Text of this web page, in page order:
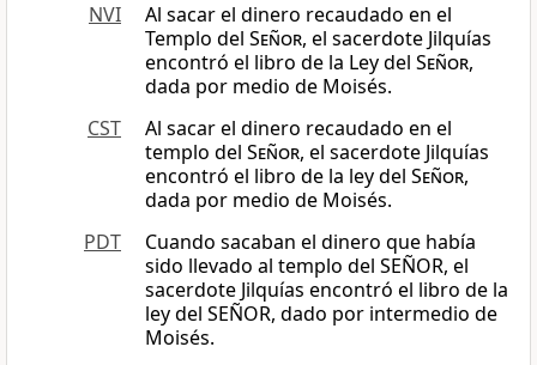
NVI
Al sacar el dinero recaudado en el
Templo del Señor, el sacerdote Jilquías
encontró el libro de la Ley del Señor,
dada por medio de Moisés.
CST
Al sacar el dinero recaudado en el
templo del Señor, el sacerdote Jilquías
encontró el libro de la ley del Señor,
dada por medio de Moisés.
PDT
Cuando sacaban el dinero que había
sido llevado al templo del SEÑOR, el
sacerdote Jilquías encontró el libro de la
ley del SEÑOR, dado por intermedio de
Moisés.